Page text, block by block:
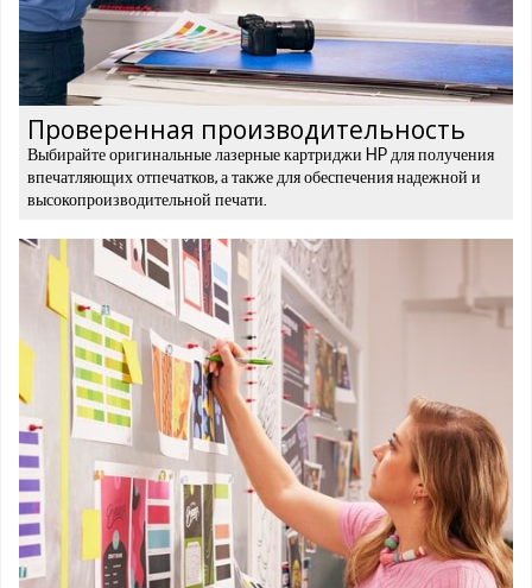
Проверенная производительность
Выбирайте оригинальные лазерные картриджи HP для получения
впечатляющих отпечатков, а также для обеспечения надежной и
высокопроизводительной печати.